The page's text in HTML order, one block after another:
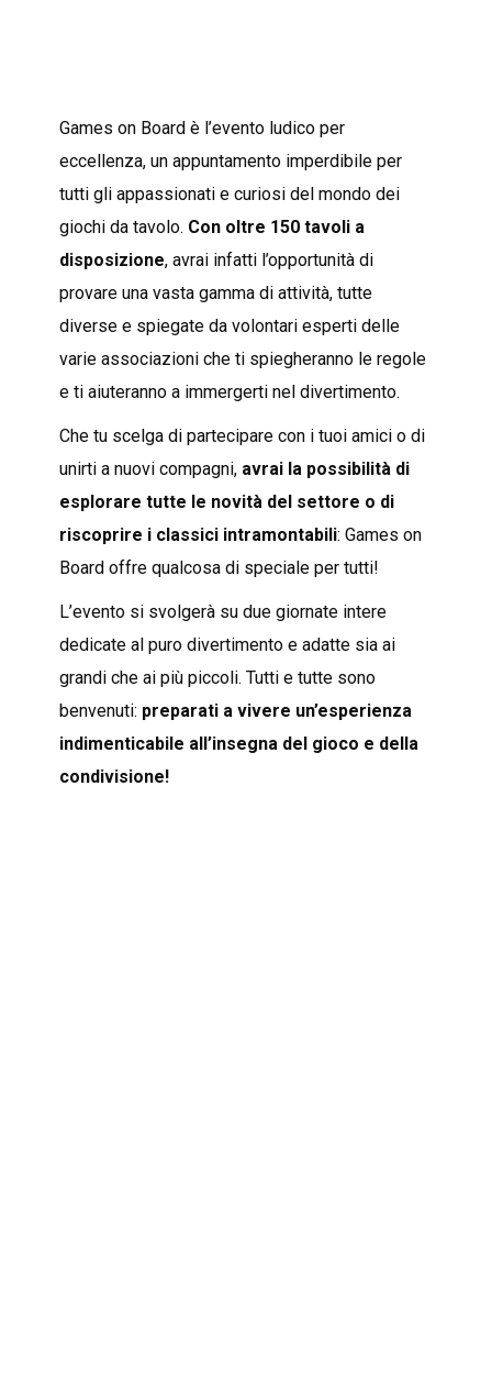
Games on Board è l’evento ludico per
eccellenza, un appuntamento imperdibile per
tutti gli appassionati e curiosi del mondo dei
giochi da tavolo. Con oltre 150 tavoli a
disposizione, avrai infatti l’opportunità di
provare una vasta gamma di attività, tutte
diverse e spiegate da volontari esperti delle
varie associazioni che ti spiegheranno le regole
e ti aiuteranno a immergerti nel divertimento.
Che tu scelga di partecipare con i tuoi amici o di
unirti a nuovi compagni, avrai la possibilità di
esplorare tutte le novità del settore o di
riscoprire i classici intramontabili: Games on
Board offre qualcosa di speciale per tutti!
L’evento si svolgerà su due giornate intere
dedicate al puro divertimento e adatte sia ai
grandi che ai più piccoli. Tutti e tutte sono
benvenuti: preparati a vivere un’esperienza
indimenticabile all’insegna del gioco e della
condivisione!